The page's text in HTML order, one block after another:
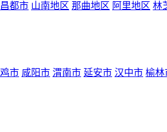
昌都市 山南地区 那曲地区 阿里地区 林
市 咸阳市 渭南市 延安市 汉中市 榆林